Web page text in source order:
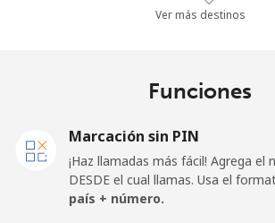
⁦10.9¢⁩
⁦4.9¢⁩
204
Línea fija ⁦10.5¢⁩
Ver más destinos
Funciones
Marcación sin PIN
¡Haz llamadas más fácil! Agrega
DESDE el cual llamas. Usa el
país + número.